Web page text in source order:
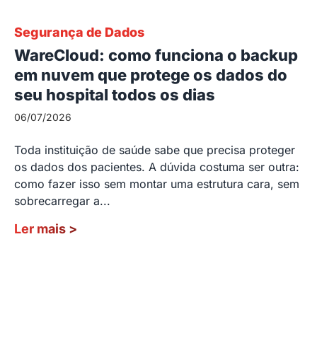
Segurança de Dados
WareCloud: como funciona o backup
em nuvem que protege os dados do
seu hospital todos os dias
06/07/2026
Toda instituição de saúde sabe que precisa proteger
os dados dos pacientes. A dúvida costuma ser outra:
como fazer isso sem montar uma estrutura cara, sem
sobrecarregar a...
Ler mais >